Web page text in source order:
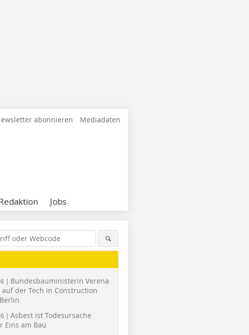
abonnieren Mediadaten
Jobs
| Bundesbauministerin Verena
der Tech in Construction
| Asbest ist Todesursache
Eins am Bau